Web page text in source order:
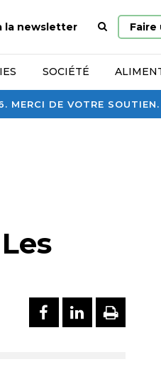
MERCI DE VOTRE
la newsletter
Page
d’accueil
Faire
SOCIÉTÉ
PARTAGER